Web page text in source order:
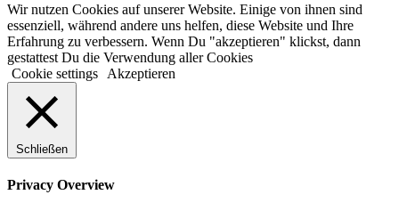
Wir nutzen Cookies auf unserer Website. Einige von ihnen sind
essenziell, während andere uns helfen, diese Website und Ihre
Erfahrung zu verbessern. Wenn Du "akzeptieren" klickst, dann
gestattest Du die Verwendung aller Cookies
Cookie settings
Akzeptieren
Schließen
Privacy Overview